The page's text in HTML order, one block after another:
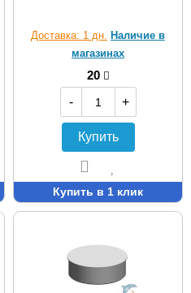
Доставка: 1 дн. Наличие в
магазинах
20
-
+
Купить
Купить в 1 клик